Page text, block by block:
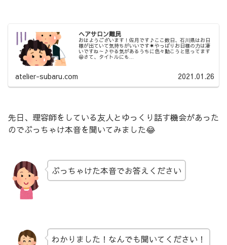
ヘアサロン難民
おはようございます！佐月です♪ここ数日、石川県はお日
様が出ていて気持ちがいいです☀やっぱりお日様の力は凄
いですね～♪やる気があるうちに色々動こうと思ってます
😁さて、タイトルにも...
atelier-subaru.com 2021.01.26
先日、理容師をしている友人とゆっくり話す機会があった
のでぶっちゃけ本音を聞いてみました😂
ぶっちゃけた本音でお答えください
わかりました！なんでも聞いてください！